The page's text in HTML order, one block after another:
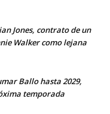
Jones, contrato de un
Walker como lejana
Ballo hasta 2029,
temporada